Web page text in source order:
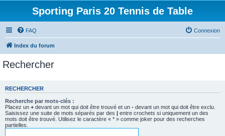
Sporting Paris 20 Tennis de Table
FAQ Connexion
Index du forum
Rechercher
RECHERCHER
Recherche par mots-clés :
Placez un + devant un mot qui doit être trouvé et un - devant un mot qui doit être exclu.
Saisissez une suite de mots séparés par des | entre crochets si uniquement un des
mots doit être trouvé. Utilisez le caractère « * » comme joker pour des recherches
partielles.